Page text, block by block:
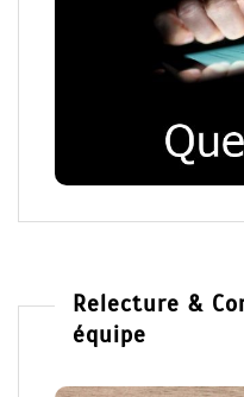
Relecture &
équipe